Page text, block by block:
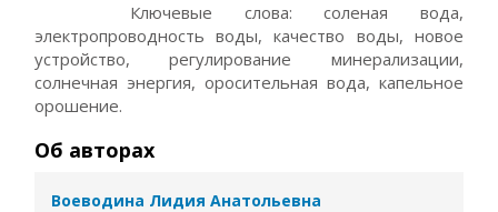
Ключевые слова: соленая вода,
электропроводность воды, качество воды, новое
устройство, регулирование минерализации,
солнечная энергия, оросительная вода, капельное
орошение.
Об авторах
Воеводина Лидия Анатольевна